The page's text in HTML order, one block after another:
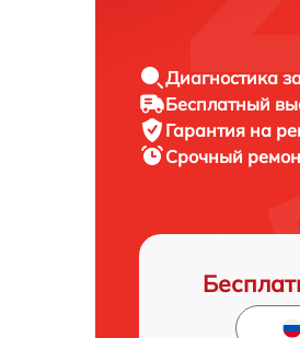
Диагностика
Бесплатный
Гарантия на
Срочный